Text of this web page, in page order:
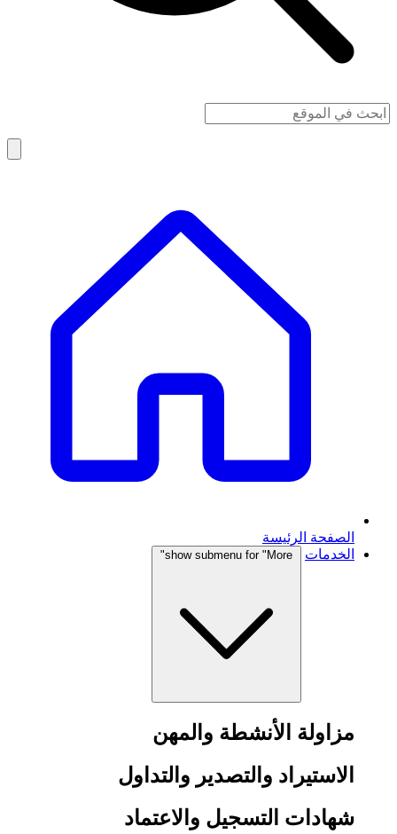
الصفحة الرئيسة
الخدمات
show submenu for "More"
مزاولة الأنشطة والمهن
الاستيراد والتصدير والتداول
شهادات التسجيل والاعتماد